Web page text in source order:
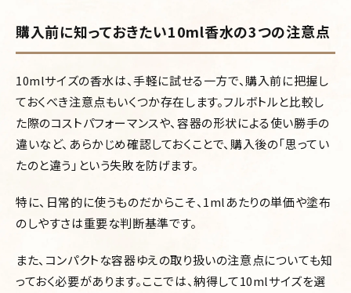
購入前に知っておきたい10ml香水の3つの注意点
10mlサイズの香水は、手軽に試せる一方で、購入前に把握し
ておくべき注意点もいくつか存在します。フルボトルと比較し
た際のコストパフォーマンスや、容器の形状による使い勝手の
違いなど、あらかじめ確認しておくことで、購入後の「思ってい
たのと違う」という失敗を防げます。
特に、日常的に使うものだからこそ、1mlあたりの単価や塗布
のしやすさは重要な判断基準です。
また、コンパクトな容器ゆえの取り扱いの注意点についても知
っておく必要があります。ここでは、納得して10mlサイズを選